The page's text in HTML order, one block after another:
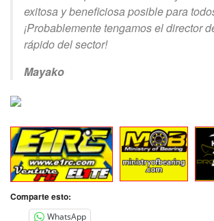
exitosa y beneficiosa posible para
¡Probablemente tengamos el director
rápido del sector!
Mayako
Comparte esto:
WhatsApp